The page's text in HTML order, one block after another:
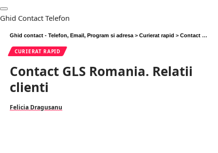
Ghid Contact Telefon
Ghid contact - Telefon, Email, Program si adresa > Curierat rapid > Contact GLS Romania. Relatii clienti
CURIERAT RAPID
Contact GLS Romania. Relatii
clienti
Felicia Dragusanu